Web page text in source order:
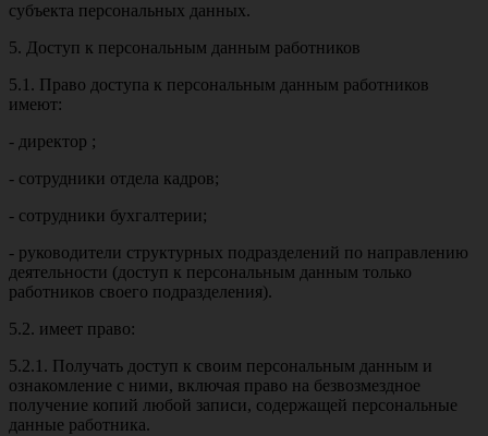
субъекта персональных данных.
5. Доступ к персональным данным работников
5.1. Право доступа к персональным данным работников
имеют:
- директор ;
- сотрудники отдела кадров;
- сотрудники бухгалтерии;
- руководители структурных подразделений по направлению
деятельности (доступ к персональным данным только
работников своего подразделения).
5.2. имеет право:
5.2.1. Получать доступ к своим персональным данным и
ознакомление с ними, включая право на безвозмездное
получение копий любой записи, содержащей персональные
данные работника.